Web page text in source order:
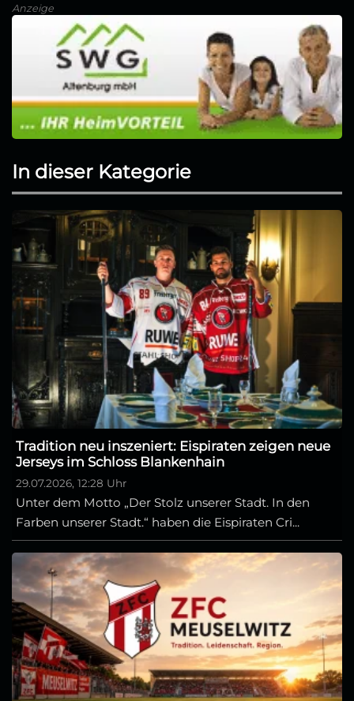
Anzeige
In dieser Kategorie
Tradition neu inszeniert: Eispiraten zeigen neue
Jerseys im Schloss Blankenhain
29.07.2026, 12:28 Uhr
Unter dem Motto „Der Stolz unserer Stadt. In den
Farben unserer Stadt.“ haben die Eispiraten Cri...